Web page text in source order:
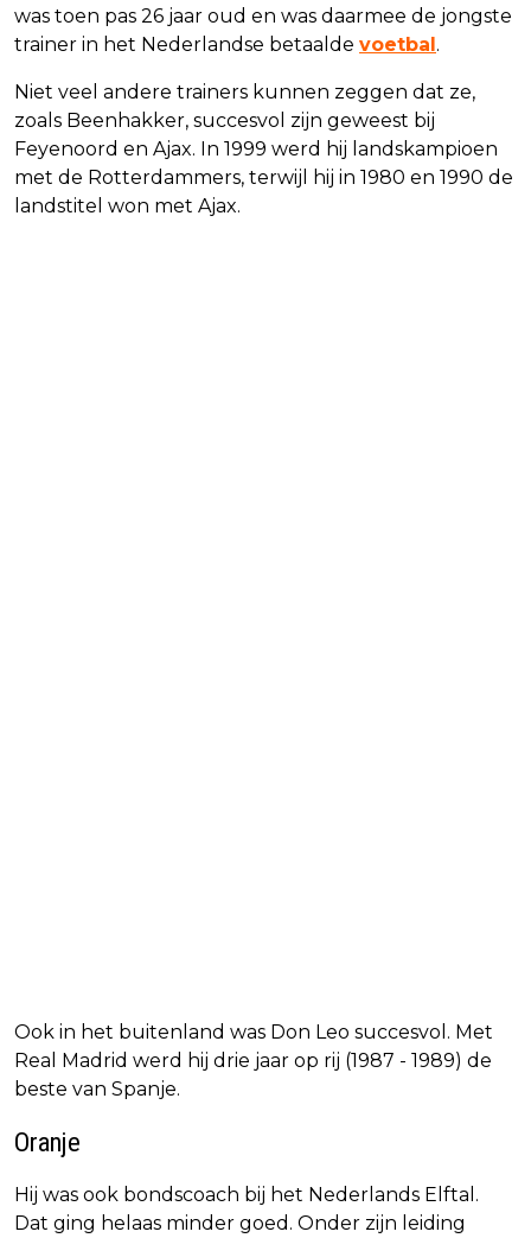
was toen pas 26 jaar oud en was daarmee de jongste
trainer in het Nederlandse betaalde voetbal.
Niet veel andere trainers kunnen zeggen dat ze,
zoals Beenhakker, succesvol zijn geweest bij
Feyenoord en Ajax. In 1999 werd hij landskampioen
met de Rotterdammers, terwijl hij in 1980 en 1990 de
landstitel won met Ajax.
Ook in het buitenland was Don Leo succesvol. Met
Real Madrid werd hij drie jaar op rij (1987 - 1989) de
beste van Spanje.
Oranje
Hij was ook bondscoach bij het Nederlands Elftal.
Dat ging helaas minder goed. Onder zijn leiding